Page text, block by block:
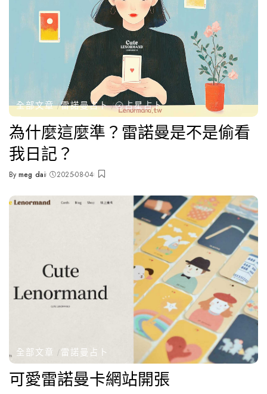
全部文章 雷諾曼占卜 🌝占星占卜
為什麼這麼準？雷諾曼是不是偷看
我日記？
Posted
By meg dai 2025-08-04
全部文章 雷諾曼占卜
可愛雷諾曼卡網站開張